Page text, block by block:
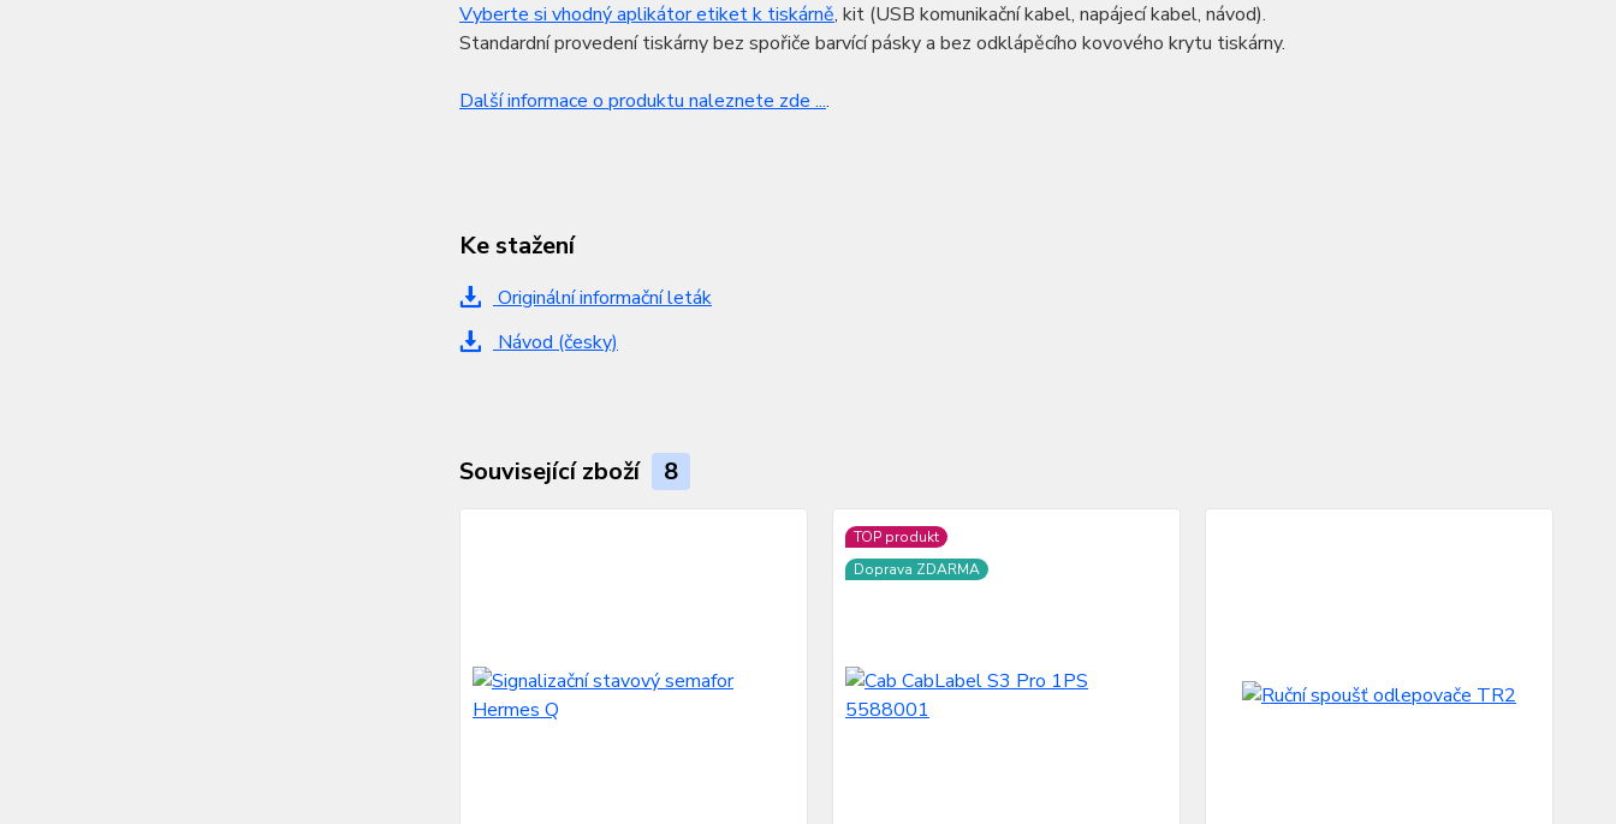
Vyberte si vhodný aplikátor etiket k tiskárně, kit (USB komunikační kabel, napájecí kabel, návod).
Standardní provedení tiskárny bez spořiče barvící pásky a bez odklápěcího kovového krytu tiskárny.
Další informace o produktu naleznete zde ....
Ke stažení
Originální informační leták
Návod (česky)
Související zboží 8
TOP produkt
Doprava ZDARMA